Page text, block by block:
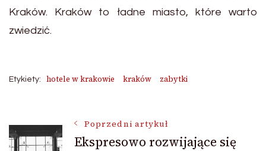
Kraków. Kraków to ładne miasto, które warto
zwiedzić.
Etykiety: hotele w krakowie kraków zabytki
NawigacjaPoprzedni artykuł
Ekspresowo rozwijające się